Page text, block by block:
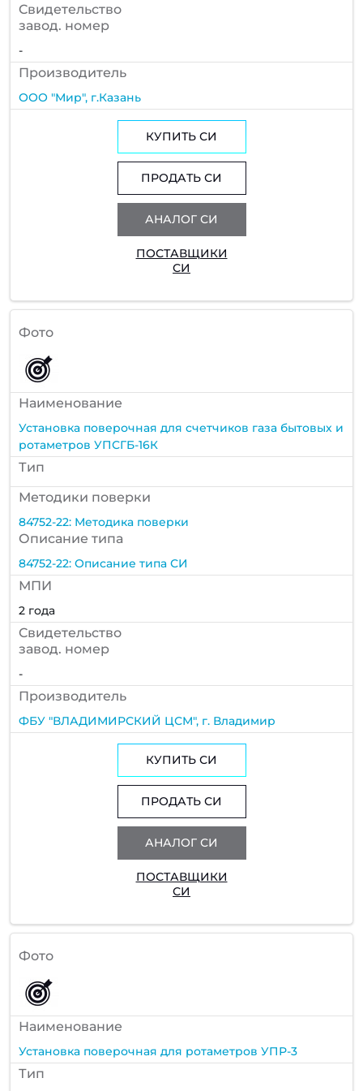
Cвидетельство
завод. номер
-
Производитель
ООО "Мир", г.Казань
КУПИТЬ СИ
ПРОДАТЬ СИ
АНАЛОГ СИ
ПОСТАВЩИКИ
СИ
Фото
Наименование
Установка поверочная для счетчиков газа бытовых и
ротаметров УПСГБ-16К
Тип
Методики поверки
84752-22: Методика поверки
Описание типа
84752-22: Описание типа СИ
МПИ
2 года
Cвидетельство
завод. номер
-
Производитель
ФБУ "ВЛАДИМИРСКИЙ ЦСМ", г. Владимир
КУПИТЬ СИ
ПРОДАТЬ СИ
АНАЛОГ СИ
ПОСТАВЩИКИ
СИ
Фото
Наименование
Установка поверочная для ротаметров УПР-3
Тип